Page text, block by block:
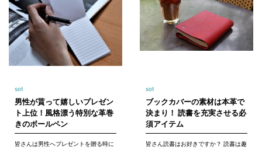
sot
男性が貰って嬉しいプレゼン
ト上位！風格漂う特別な革巻
きのボールペン
皆さんは男性へプレゼントを贈る時に
sot
ブックカバーの素材は本革で
決まり！ 読書を充実させる必
須アイテム
皆さん読書はお好きですか？ 読書は趣